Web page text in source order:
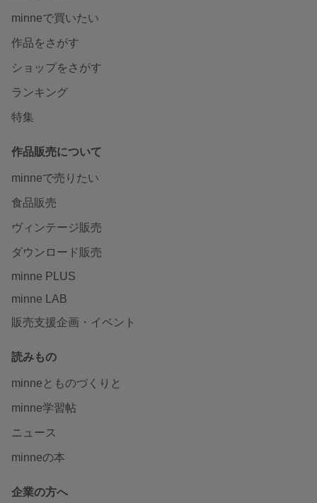
minneで買いたい
作品をさがす
ショップをさがす
ランキング
特集
作品販売について
minneで売りたい
食品販売
ヴィンテージ販売
ダウンロード販売
minne PLUS
minne LAB
販売支援企画・イベント
読みもの
minneとものづくりと
minne学習帖
ニュース
minneの本
企業の方へ